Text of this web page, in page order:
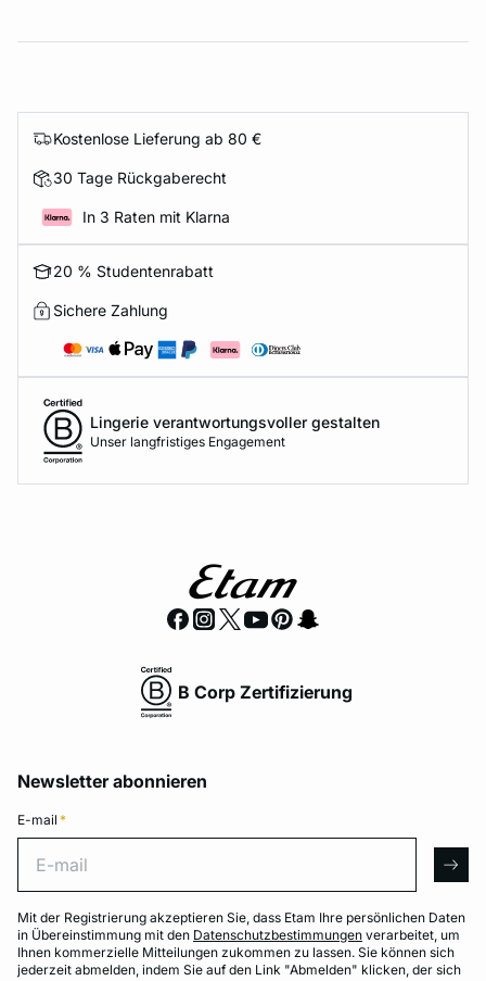
Kostenlose Lieferung ab 80 €
30 Tage Rückgaberecht
In 3 Raten mit Klarna
20 % Studentenrabatt
Sichere Zahlung
Lingerie verantwortungsvoller gestalten
Unser langfristiges Engagement
B Corp Zertifizierung
Newsletter abonnieren
E-mail *
Mit der Registrierung akzeptieren Sie, dass Etam Ihre persönlichen Daten
in Übereinstimmung mit den Datenschutzbestimmungen verarbeitet, um
Ihnen kommerzielle Mitteilungen zukommen zu lassen. Sie können sich
jederzeit abmelden, indem Sie auf den Link "Abmelden" klicken, der sich